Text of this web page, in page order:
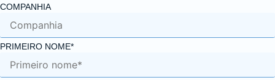
COMPANHIA
PRIMEIRO NOME*